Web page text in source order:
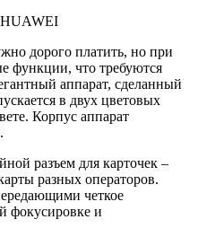
дорого платить, но при
функции, что требуются
аппарат, сделанный
в двух цветовых
Корпус аппарат
разъем для карточек –
разных операторов.
четкое
фокусировке и